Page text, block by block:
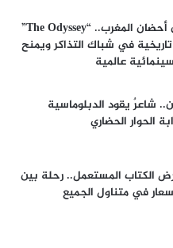
بعد تصويره بين أحضان المغرب.. “The Odyssey”
في شباك التذاكر ويمنح
عالمية
شاعرٌ يقود الدبلوماسية
الحوار الحضاري
الـ14 لمعرض الكتاب المستعمل.. رحلة بين
في متناول الجميع